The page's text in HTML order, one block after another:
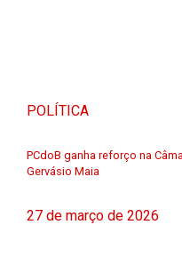
POLÍTICA
PCdoB ganha reforço na
Gervásio Maia
27 de março de 2026